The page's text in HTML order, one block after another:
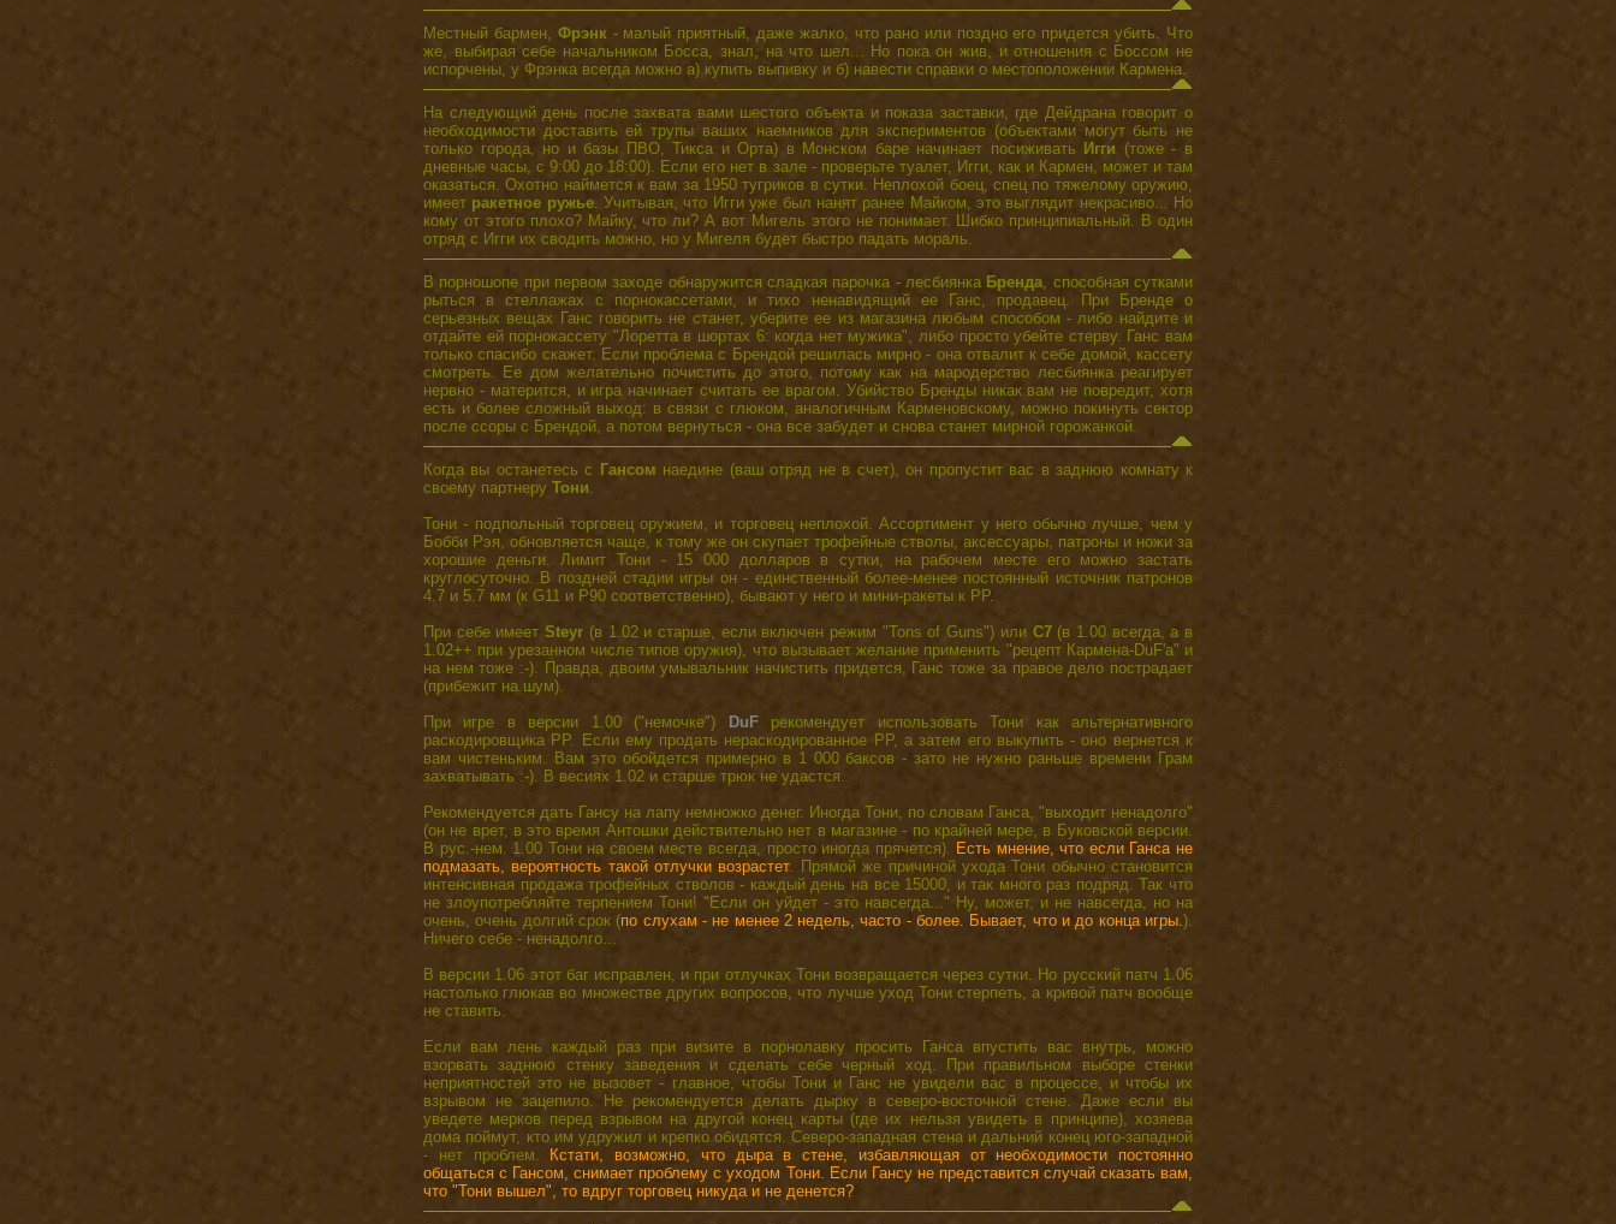
Местный бармен, Фрэнк - малый приятный, даже жалко, что рано или поздно его придется убить. Что
же, выбирая себе начальником Босса, знал, на что шел... Но пока он жив, и отношения с Боссом не
испорчены, у Фрэнка всегда можно а) купить выпивку и б) навести справки о местоположении Кармена.
На следующий день после захвата вами шестого объекта и показа заставки, где Дейдрана говорит о
необходимости доставить ей трупы ваших наемников для экспериментов (объектами могут быть не
только города, но и базы ПВО, Тикса и Орта) в Монском баре начинает посиживать Игги (тоже - в
дневные часы, с 9:00 до 18:00). Если его нет в зале - проверьте туалет, Игги, как и Кармен, может и там
оказаться. Охотно наймется к вам за 1950 тугриков в сутки. Неплохой боец, спец по тяжелому оружию,
имеет ракетное ружье. Учитывая, что Игги уже был нанят ранее Майком, это выглядит некрасиво... Но
кому от этого плохо? Майку, что ли? А вот Мигель этого не понимает. Шибко принципиальный. В один
отряд с Игги их сводить можно, но у Мигеля будет быстро падать мораль.
В порношопе при первом заходе обнаружится сладкая парочка - лесбиянка Бренда, способная сутками
рыться в стеллажах с порнокассетами, и тихо ненавидящий ее Ганс, продавец. При Бренде о
серьезных вещах Ганс говорить не станет, уберите ее из магазина любым способом - либо найдите и
отдайте ей порнокассету "Лоретта в шортах 6: когда нет мужика", либо просто убейте стерву. Ганс вам
только спасибо скажет. Если проблема с Брендой решилась мирно - она отвалит к себе домой, кассету
смотреть. Ее дом желательно почистить до этого, потому как на мародерство лесбиянка реагирует
нервно - матерится, и игра начинает считать ее врагом. Убийство Бренды никак вам не повредит, хотя
есть и более сложный выход: в связи с глюком, аналогичным Карменовскому, можно покинуть сектор
после ссоры с Брендой, а потом вернуться - она все забудет и снова станет мирной горожанкой.
Когда вы останетесь с Гансом наедине (ваш отряд не в счет), он пропустит вас в заднюю комнату к
своему партнеру Тони.
Тони - подпольный торговец оружием, и торговец неплохой. Ассортимент у него обычно лучше, чем у
Бобби Рэя, обновляется чаще, к тому же он скупает трофейные стволы, аксессуары, патроны и ножи за
хорошие деньги. Лимит Тони - 15 000 долларов в сутки, на рабочем месте его можно застать
круглосуточно. В поздней стадии игры он - единственный более-менее постоянный источник патронов
4.7 и 5.7 мм (к G11 и P90 соответственно), бывают у него и мини-ракеты к РР.
При себе имеетSteyr (в 1.02 и старше, если включен режим "Tons of Guns") или C7(в 1.00 всегда, а в
1.02++ при урезанном числе типов оружия), что вызывает желание применить "рецепт Кармена-DuF'а" и
на нем тоже :-). Правда, двоим умывальник начистить придется, Ганс тоже за правое дело пострадает
(прибежит на шум).
При игре в версии 1.00 ("немочке")
DuFрекомендует использовать Тони как альтернативного
раскодировщика РР. Если ему продать нераскодированное РР, а затем его выкупить - оно вернется к
вам чистеньким. Вам это обойдется примерно в 1 000 баксов - зато не нужно раньше времени Грам
захватывать :-). В весиях 1.02 и старше трюк не удастся.
Рекомендуется дать Гансу на лапу немножко денег. Иногда Тони, по словам Ганса, "выходит ненадолго"
(он не врет, в это время Антошки действительно нет в магазине - по крайней мере, в Буковской версии.
В рус.-нем. 1.00 Тони на своем месте всегда, просто иногда прячется). Есть мнение, что если Ганса не
подмазать, вероятность такой отлучки возрастет. Прямой же причиной ухода Тони обычно становится
интенсивная продажа трофейных стволов - каждый день на все 15000, и так много раз подряд. Так что
не злоупотребляйте терпением Тони! "Если он уйдет - это навсегда..." Ну, может, и не навсегда, но на
очень, очень долгий срок (по слухам - не менее 2 недель, часто - более. Бывает, что и до конца игры.).
Ничего себе - ненадолго...
В версии 1.06 этот баг исправлен, и при отлучках Тони возвращается через сутки. Но русский патч 1.06
настолько глюкав во множестве других вопросов, что лучше уход Тони стерпеть, а кривой патч вообще
не ставить.
Если вам лень каждый раз при визите в порнолавку просить Ганса впустить вас внутрь, можно
взорвать заднюю стенку заведения и сделать себе черный ход. При правильном выборе стенки
неприятностей это не вызовет - главное, чтобы Тони и Ганс не увидели вас в процессе, и чтобы их
взрывом не зацепило. Не рекомендуется делать дырку в северо-восточной стене. Даже если вы
уведете мерков перед взрывом на другой конец карты (где их нельзя увидеть в принципе), хозяева
дома поймут, кто им удружил и крепко обидятся. Северо-западная стена и дальний конец юго-западной
- нет проблем.
Кстати, возможно, что дыра в стене, избавляющая от необходимости постоянно
общаться с Гансом, снимает проблему с уходом Тони. Если Гансу не представится случай сказать вам,
что "Тони вышел", то вдруг торговец никуда и не денется?